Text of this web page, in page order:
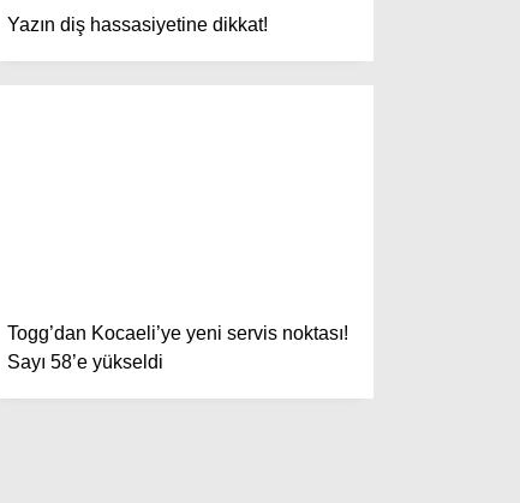
Instagram
Yazın diş hassasiyetine dikkat!
Togg’dan Kocaeli’ye yeni servis noktası!
Sayı 58’e yükseldi